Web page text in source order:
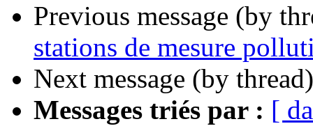
Previous message (by
stations de mesure
Next message (by
Messages triés par : [